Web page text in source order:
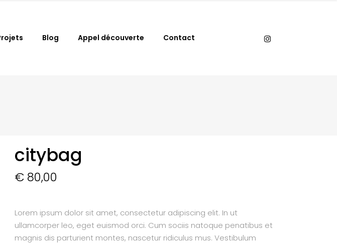
Blog Appel découverte Contact
citybag
€ 80,00
Lorem ipsum dolor sit amet, consectetur adipiscing elit. In ut
ullamcorper leo, eget euismod orci. Cum sociis natoque penatibus et
magnis dis parturient montes, nascetur ridiculus mus. Vestibulum